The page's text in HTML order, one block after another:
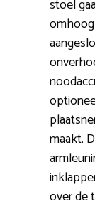
stoel
maakt.
over de